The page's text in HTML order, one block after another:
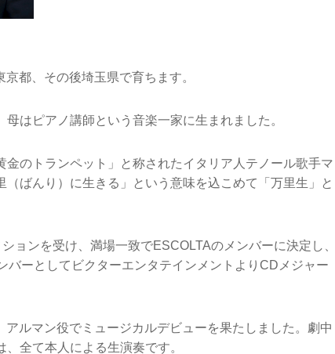
都、その後埼玉県で育ちます。
はピアノ講師という音楽一家に生まれました。
金のトランペット」と称されたイタリア人テノール歌手マ
（ばんり）に生きる」という意味を込こめて「万里生」と
ョンを受け、満場一致でESCOLTAのメンバーに決定し、
バーとしてビクターエンタテインメントよりCDメジャー
ルマン役でミュージカルデビューを果たしました。劇中
全て本人による生演奏です。